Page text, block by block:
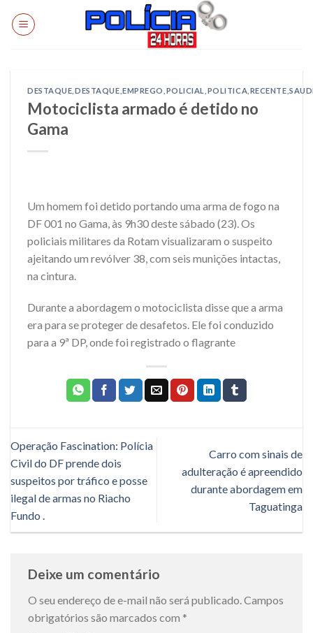
DESTAQUE ,DESTAQUE ,EMPREGO POLICIAL POLITICA RECENTE ,
Motociclista armado é detido no
Gama
Um homem foi detido portando uma arma de fogo na
DF 001 no Gama, às 9h30 deste sábado (23). Os
policiais militares da Rotam visualizaram o suspeito
ajeitando um revólver 38, com seis munições intactas,
na cintura.
Durante a abordagem o motociclista disse que a arma
era para se proteger de desafetos. Ele foi conduzido
para a 9ª DP, onde foi registrado o flagrante
Operação Fascination: Polícia
Civil do DF prende dois
suspeitos por tráfico e posse
ilegal de armas no Riacho
Fundo .
Carro com sinais de
adulteração é apreendido
durante abordagem em
Taguatinga
Deixe um comentário
O seu endereço de e-mail não será publicado.Campos
obrigatórios são marcados com *